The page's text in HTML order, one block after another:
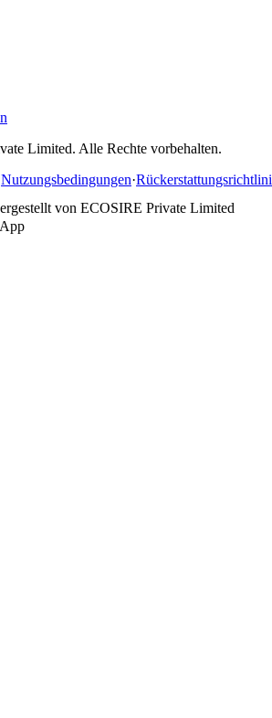
Limited. Alle Rechte vorbehalten.
Nutzungsbedingungen·
von ECOSIRE Private Limited